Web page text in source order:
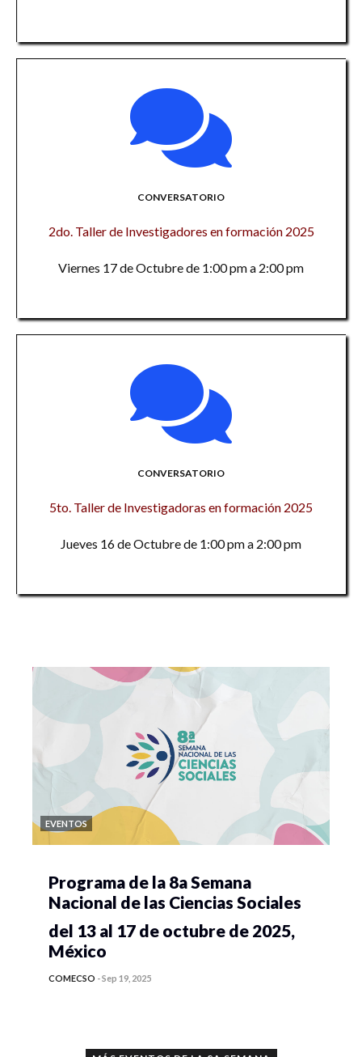
CONVERSATORIO
2do. Taller de Investigadores en formación 2025
Viernes 17 de Octubre de 1:00 pm a 2:00 pm
CONVERSATORIO
5to. Taller de Investigadoras en formación 2025
Jueves 16 de Octubre de 1:00 pm a 2:00 pm
EVENTOS
Programa de la 8a Semana
Nacional de las Ciencias Sociales
del 13 al 17 de octubre de 2025,
México
COMECSO -Sep 19, 2025